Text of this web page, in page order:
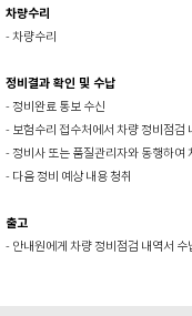
차량수리
- 차량수리
정비결과 확인 및 수납
- 정비완료 통보 수신
- 보험수리 접수처에서 차량 정비점검
- 정비사 또는 품질관리자와 동행하여
- 다음 정비 예상 내용 청취
출고
- 안내원에게 차량 정비점검 내역서 수